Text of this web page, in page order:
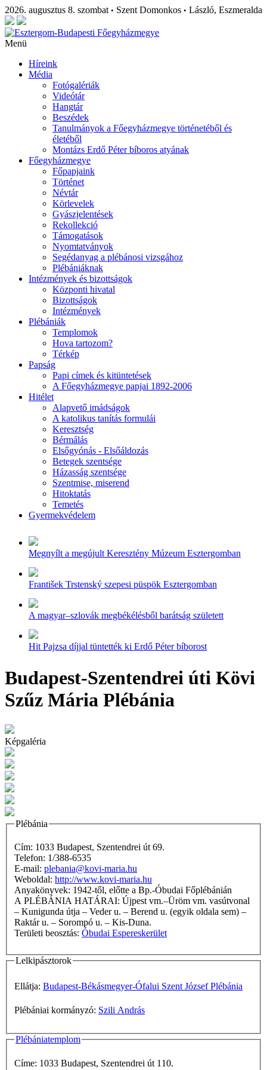
2026. augusztus 8. szombat • Szent Domonkos • László, Eszmeralda
Menü
Híreink
Média
Fotógalériák
Videótár
Hangtár
Beszédek
Tanulmányok a Főegyházmegye történetéből és
életéből
Montázs Erdő Péter bíboros atyának
Főegyházmegye
Főpapjaink
Történet
Névtár
Körlevelek
Gyászjelentések
Rekollekció
Támogatások
Nyomtatványok
Segédanyag a plébánosi vizsgához
Plébániáknak
Intézmények és bizottságok
Központi hivatal
Bizottságok
Intézmények
Plébániák
Templomok
Hova tartozom?
Térkép
Papság
Papi címek és kitüntetések
A Főegyházmegye papjai 1892-2006
Hitélet
Alapvető imádságok
A katolikus tanítás formulái
Keresztség
Bérmálás
Elsőgyónás - Elsőáldozás
Betegek szentsége
Házasság szentsége
Szentmise, miserend
Hitoktatás
Temetés
Gyermekvédelem
Megnyílt a megújult Keresztény Múzeum Esztergomban
František Trstenský szepesi püspök Esztergomban
A magyar–szlovák megbékélésből barátság született
Hit Pajzsa díjjal tüntették ki Erdő Péter bíborost
Budapest-Szentendrei úti Kövi
Szűz Mária Plébánia
Képgaléria
Plébánia
Cím: 1033 Budapest, Szentendrei út 69.
Telefon: 1/388-6535
E-mail: plebania@kovi-maria.hu
Weboldal: http://www.kovi-maria.hu
Anyakönyvek: 1942-től, előtte a Bp.-Óbudai Főplébánián
A PLÉBÁNIA HATÁRAI: Újpest vm.–Üröm vm. vasútvonal
– Kunigunda útja – Veder u. – Berend u. (egyik oldala sem) –
Raktár u. – Sorompó u. – Kis-Duna.
Területi beosztás: Óbudai Espereskerület
Lelkipásztorok
Ellátja: Budapest-Békásmegyer-Ófalui Szent József Plébánia
Plébániai kormányzó: Szili András
Plébániatemplom
Címe: 1033 Budapest, Szentendrei út 110.